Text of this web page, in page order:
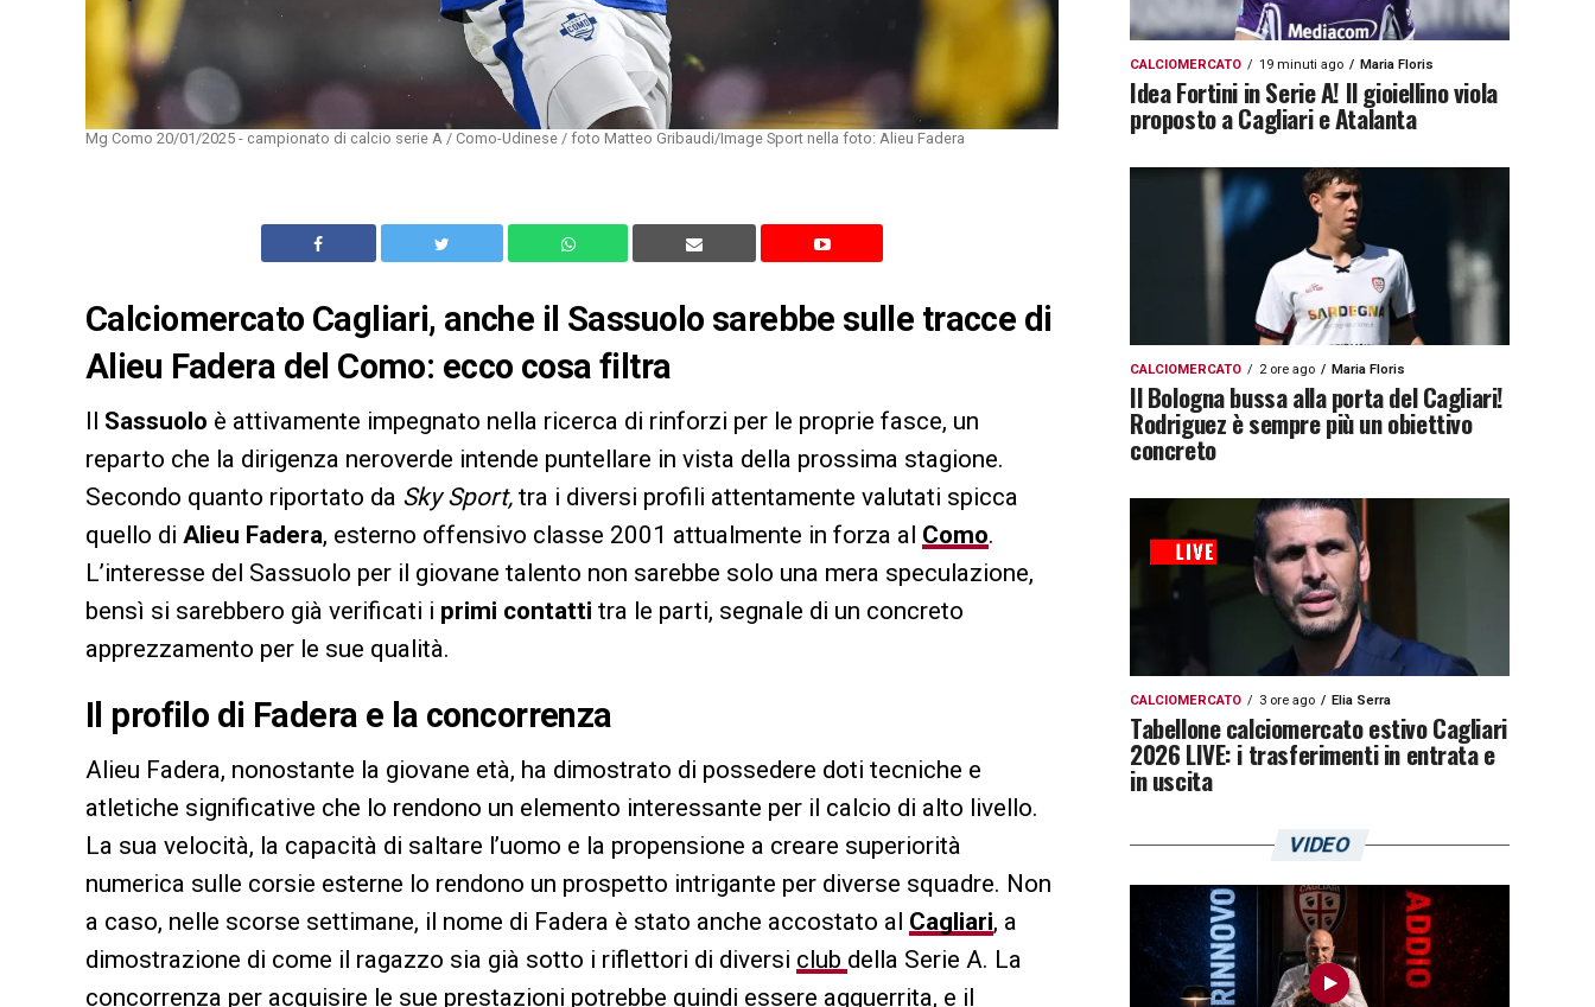
Mg Como 20/01/2025 - campionato di calcio serie A / Como-Udinese / foto Matteo Gribaudi/Image Sport nella foto: Alieu Fadera
Calciomercato Cagliari, anche il Sassuolo sarebbe sulle tracce di
Alieu Fadera del Como: ecco cosa filtra
Il Sassuolo è attivamente impegnato nella ricerca di rinforzi per le proprie fasce, un
reparto che la dirigenza neroverde intende puntellare in vista della prossima stagione.
Secondo quanto riportato da Sky Sport, tra i diversi profili attentamente valutati spicca
quello di Alieu Fadera, esterno offensivo classe 2001 attualmente in forza al Como.
L’interesse del Sassuolo per il giovane talento non sarebbe solo una mera speculazione,
bensì si sarebbero già verificati i primi contatti tra le parti, segnale di un concreto
apprezzamento per le sue qualità.
Il profilo di Fadera e la concorrenza
Alieu Fadera, nonostante la giovane età, ha dimostrato di possedere doti tecniche e
atletiche significative che lo rendono un elemento interessante per il calcio di alto livello.
La sua velocità, la capacità di saltare l’uomo e la propensione a creare superiorità
numerica sulle corsie esterne lo rendono un prospetto intrigante per diverse squadre. Non
a caso, nelle scorse settimane, il nome di Fadera è stato anche accostato al Cagliari, a
dimostrazione di come il ragazzo sia già sotto i riflettori di diversi club della Serie A. La
concorrenza per acquisire le sue prestazioni potrebbe quindi essere agguerrita, e il
CALCIOMERCATO 19 minuti ago Maria Floris
Idea Fortini in Serie A! Il gioiellino viola
proposto a Cagliari e Atalanta
CALCIOMERCATO 2 ore ago Maria Floris
Il Bologna bussa alla porta del Cagliari!
Rodriguez è sempre più un obiettivo
concreto
CALCIOMERCATO 3 ore ago Elia Serra
Tabellone calciomercato estivo Cagliari
2026 LIVE: i trasferimenti in entrata e
in uscita
VIDEO